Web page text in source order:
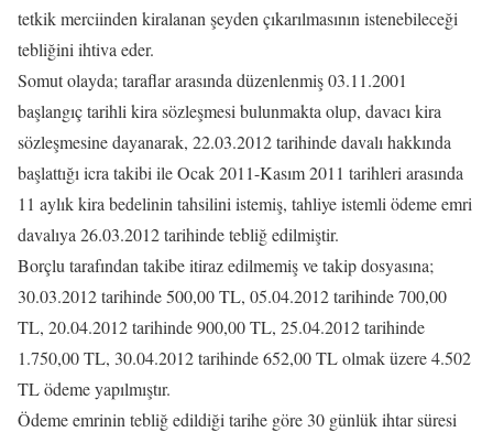
tetkik merciinden kiralanan şeyden çıkarılmasının istenebileceği
tebliğini ihtiva eder.
Somut olayda; taraflar arasında düzenlenmiş 03.11.2001
başlangıç tarihli kira sözleşmesi bulunmakta olup, davacı kira
sözleşmesine dayanarak, 22.03.2012 tarihinde davalı hakkında
başlattığı icra takibi ile Ocak 2011-Kasım 2011 tarihleri arasında
11 aylık kira bedelinin tahsilini istemiş, tahliye istemli ödeme emri
davalıya 26.03.2012 tarihinde tebliğ edilmiştir.
Borçlu tarafından takibe itiraz edilmemiş ve takip dosyasına;
30.03.2012 tarihinde 500,00 TL, 05.04.2012 tarihinde 700,00
TL, 20.04.2012 tarihinde 900,00 TL, 25.04.2012 tarihinde
1.750,00 TL, 30.04.2012 tarihinde 652,00 TL olmak üzere 4.502
TL ödeme yapılmıştır.
Ödeme emrinin tebliğ edildiği tarihe göre 30 günlük ihtar süresi